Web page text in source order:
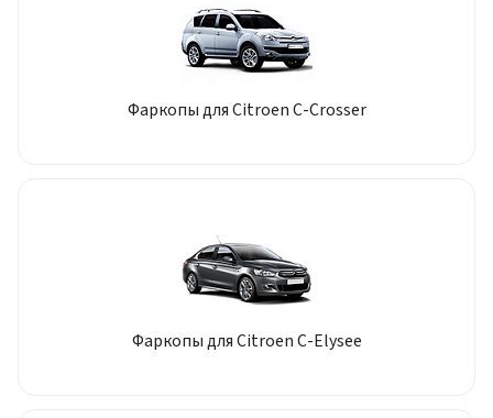
Фаркопы для Citroen C-Crosser
Фаркопы для Citroen C-Elysee